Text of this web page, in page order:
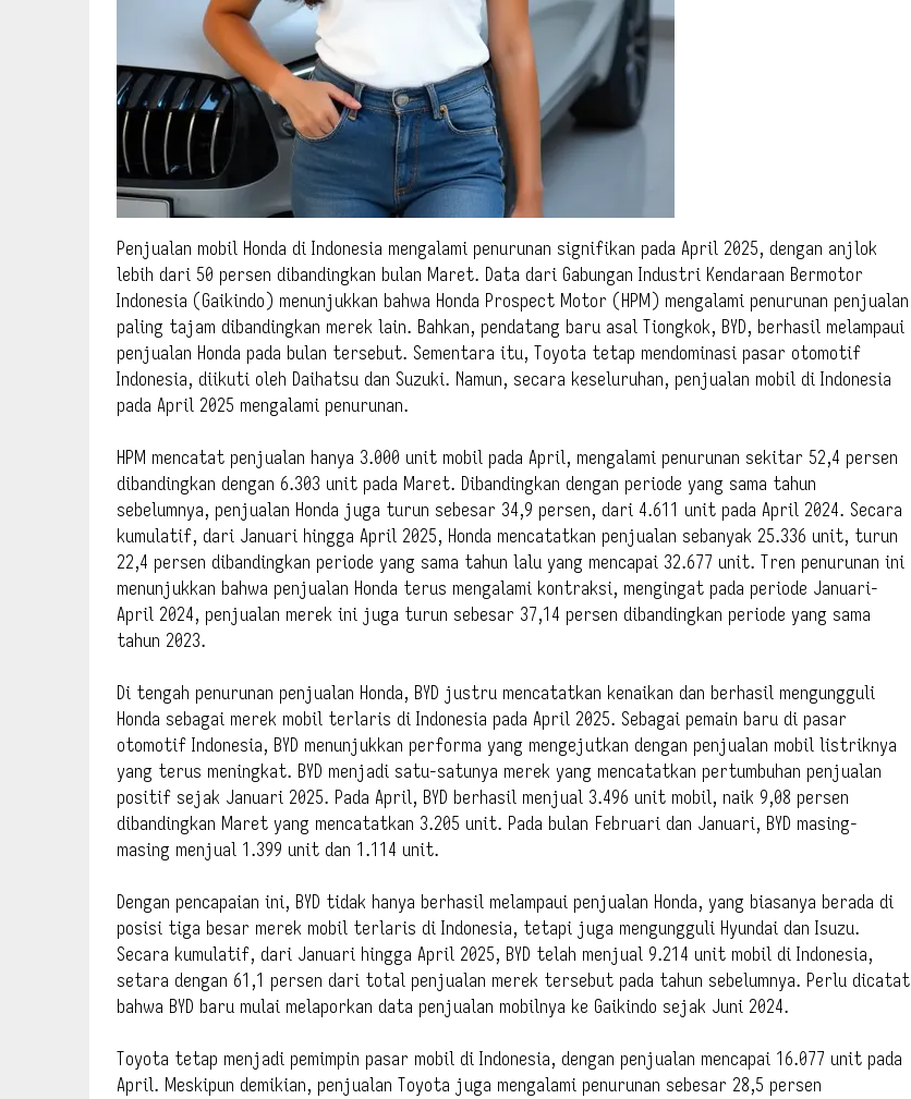
Penjualan mobil Honda di Indonesia mengalami penurunan signifikan pada April 2025, dengan anjlok
lebih dari 50 persen dibandingkan bulan Maret. Data dari Gabungan Industri Kendaraan Bermotor
Indonesia (Gaikindo) menunjukkan bahwa Honda Prospect Motor (HPM) mengalami penurunan penjualan
paling tajam dibandingkan merek lain. Bahkan, pendatang baru asal Tiongkok, BYD, berhasil melampaui
penjualan Honda pada bulan tersebut. Sementara itu, Toyota tetap mendominasi pasar otomotif
Indonesia, diikuti oleh Daihatsu dan Suzuki. Namun, secara keseluruhan, penjualan mobil di Indonesia
pada April 2025 mengalami penurunan.
HPM mencatat penjualan hanya 3.000 unit mobil pada April, mengalami penurunan sekitar 52,4 persen
dibandingkan dengan 6.303 unit pada Maret. Dibandingkan dengan periode yang sama tahun
sebelumnya, penjualan Honda juga turun sebesar 34,9 persen, dari 4.611 unit pada April 2024. Secara
kumulatif, dari Januari hingga April 2025, Honda mencatatkan penjualan sebanyak 25.336 unit, turun
22,4 persen dibandingkan periode yang sama tahun lalu yang mencapai 32.677 unit. Tren penurunan ini
menunjukkan bahwa penjualan Honda terus mengalami kontraksi, mengingat pada periode Januari-
April 2024, penjualan merek ini juga turun sebesar 37,14 persen dibandingkan periode yang sama
tahun 2023.
Di tengah penurunan penjualan Honda, BYD justru mencatatkan kenaikan dan berhasil mengungguli
Honda sebagai merek mobil terlaris di Indonesia pada April 2025. Sebagai pemain baru di pasar
otomotif Indonesia, BYD menunjukkan performa yang mengejutkan dengan penjualan mobil listriknya
yang terus meningkat. BYD menjadi satu-satunya merek yang mencatatkan pertumbuhan penjualan
positif sejak Januari 2025. Pada April, BYD berhasil menjual 3.496 unit mobil, naik 9,08 persen
dibandingkan Maret yang mencatatkan 3.205 unit. Pada bulan Februari dan Januari, BYD masing-
masing menjual 1.399 unit dan 1.114 unit.
Dengan pencapaian ini, BYD tidak hanya berhasil melampaui penjualan Honda, yang biasanya berada di
posisi tiga besar merek mobil terlaris di Indonesia, tetapi juga mengungguli Hyundai dan Isuzu.
Secara kumulatif, dari Januari hingga April 2025, BYD telah menjual 9.214 unit mobil di Indonesia,
setara dengan 61,1 persen dari total penjualan merek tersebut pada tahun sebelumnya. Perlu dicatat
bahwa BYD baru mulai melaporkan data penjualan mobilnya ke Gaikindo sejak Juni 2024.
Toyota tetap menjadi pemimpin pasar mobil di Indonesia, dengan penjualan mencapai 16.077 unit pada
April. Meskipun demikian, penjualan Toyota juga mengalami penurunan sebesar 28,5 persen